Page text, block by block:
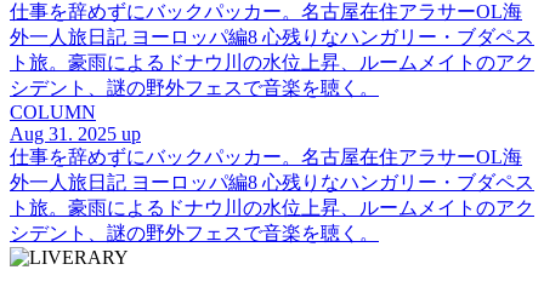
仕事を辞めずにバックパッカー。名古屋在住アラサーOL海
外一人旅日記 ヨーロッパ編8 心残りなハンガリー・ブダペス
ト旅。豪雨によるドナウ川の水位上昇、ルームメイトのアク
シデント、謎の野外フェスで音楽を聴く。
COLUMN
Aug 31. 2025 up
仕事を辞めずにバックパッカー。名古屋在住アラサーOL海
外一人旅日記 ヨーロッパ編8 心残りなハンガリー・ブダペス
ト旅。豪雨によるドナウ川の水位上昇、ルームメイトのアク
シデント、謎の野外フェスで音楽を聴く。